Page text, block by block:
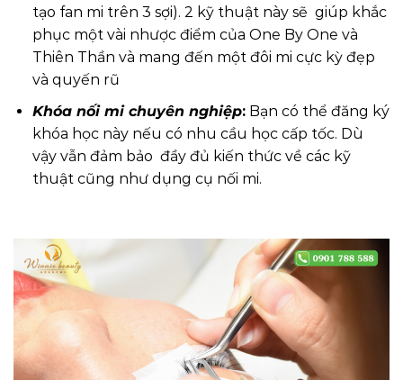
tạo fan mi trên 3 sợi). 2 kỹ thuật này sẽ giúp khắc
phục một vài nhược điểm của One By One và
Thiên Thần và mang đến một đôi mi cực kỳ đẹp
và quyến rũ
Khóa nối mi chuyên nghiệp:Bạn có thể đăng ký
khóa học này nếu có nhu cầu học cấp tốc. Dù
vậy vẫn đảm bảo đầy đủ kiến thức về các kỹ
thuật cũng như dụng cụ nối mi.